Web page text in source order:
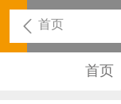
首页
首页